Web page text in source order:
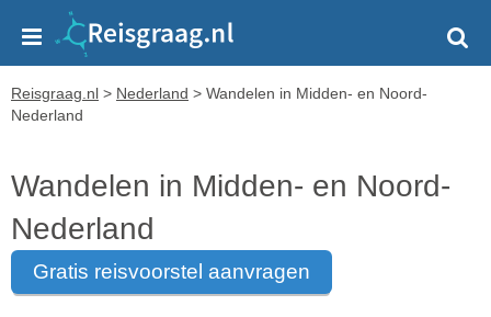
Reisgraag.nl > Nederland > Wandelen in Midden- en Noord-
Nederland
Wandelen in Midden- en Noord-
Nederland
gratis reisvoorstel aanvragen